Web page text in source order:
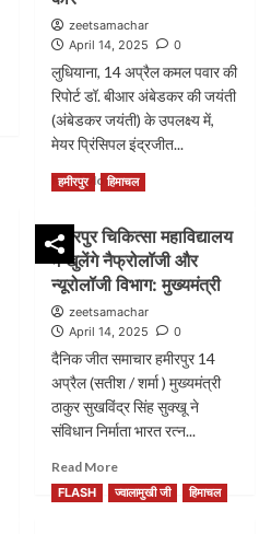
zeetsamachar
April 14, 2025
0
लुधियाना, 14 अप्रैल कमल पवार की
रिपोर्ट डॉ. बीआर अंबेडकर की जयंती
(अंबेडकर जयंती) के उपलक्ष्य में,
मेयर प्रिंसिपल इंद्रजीत...
Read MoreRead
more
मुख्यमंत्री
भगवंत
सिंह
के
वाली
राज्य
सरकार
डॉ.
के
सपने
हमीरपुर हिमाचल
हमीरपुर चिकित्सा महाविद्यालय
में खुलेंगे नैफ्रोलॉजी और
न्यूरोलॉजी विभाग: मुख्यमंत्री
zeetsamachar
April 14, 2025
0
दैनिक जीत समाचार हमीरपुर 14
अप्रैल (सतीश / शर्मा ) मुख्यमंत्री
ठाकुर सुखविंद्र सिंह सुक्खू ने
संविधान निर्माता भारत रत्न...
Read MoreRead
more
about
FLASH ज्वालामुखी जी हिमाचल